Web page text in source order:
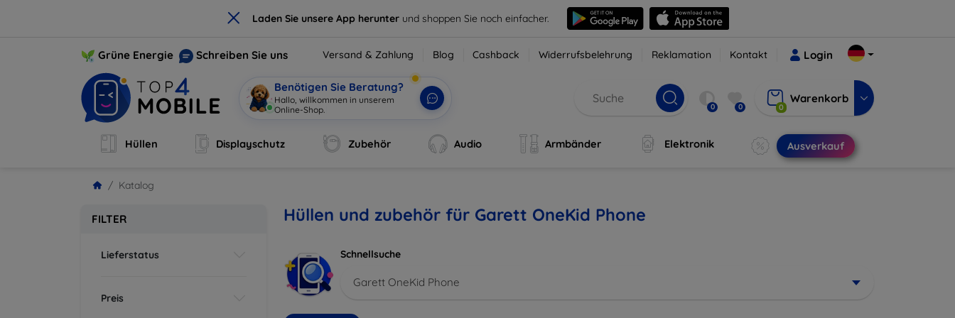
× Laden Sie unsere App herunter und shoppen Sie noch einfacher.
Grüne Energie Schreiben Sie uns Versand & Zahlung Blog Cashback Widerrufsbelehrung Reklamation Kontakt Login
Benötigen Sie Beratung?
Hallo, willkommen in unserem
Online-Shop.
0 0 0
Warenkorb
Hüllen Displayschutz Zubehör Audio Armbänder Elektronik Ausverkauf
Katalog
FILTER
Lieferstatus
Preis
Hüllen und zubehör für Garett OneKid Phone
Schnellsuche
Garett OneKid Phone